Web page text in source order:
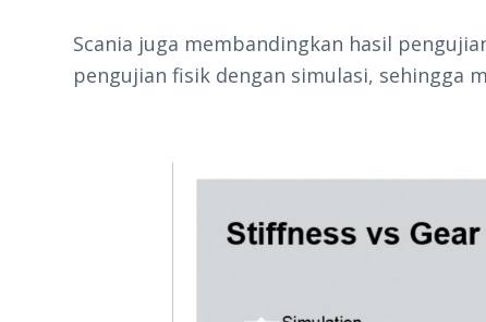
Scania juga membandingkan hasil
pengujian fisik dengan simulasi, sehingga